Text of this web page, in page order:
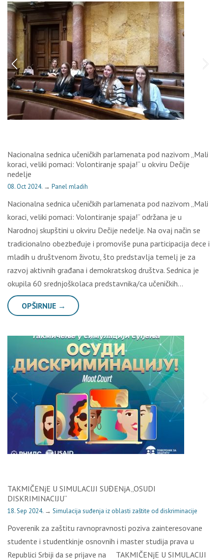
Nacionalna sednica učeničkih parlamenata pod nazivom „Mali
koraci, veliki pomaci: Volontiranje spaja!“ u okviru Dečije
nedelje
08. Oct 2024. → Panel mladih
Nacionalna sednica učeničkih parlamenata pod nazivom „Mali
koraci, veliki pomaci: Volontiranje spaja!“ održana je u
Narodnoj skupštini u okviru Dečije nedelje. Na ovaj način se
tradicionalno obezbeđuje i promoviše puna participacija dece i
mladih u društvenom životu, što predstavlja temelj je za
razvoj aktivnih građana i demokratskog društva. Sednica je
okupila 60 srednjoškolaca predstavnika/ca učeničkih…
OPŠIRNIJE →
TAKMIČENjE U SIMULACIJI SUĐENjA „OSUDI
DISKRIMINACIJU“
18. Sep 2024. → Simulacija suđenja iz oblasti zaštite od diskriminacije
Poverenik za zaštitu ravnopravnosti poziva zainteresovane
studente i studentkinje osnovnih i master studija prava u
Republici Srbiji da se prijave na TAKMIČENjE U SIMULACIJI